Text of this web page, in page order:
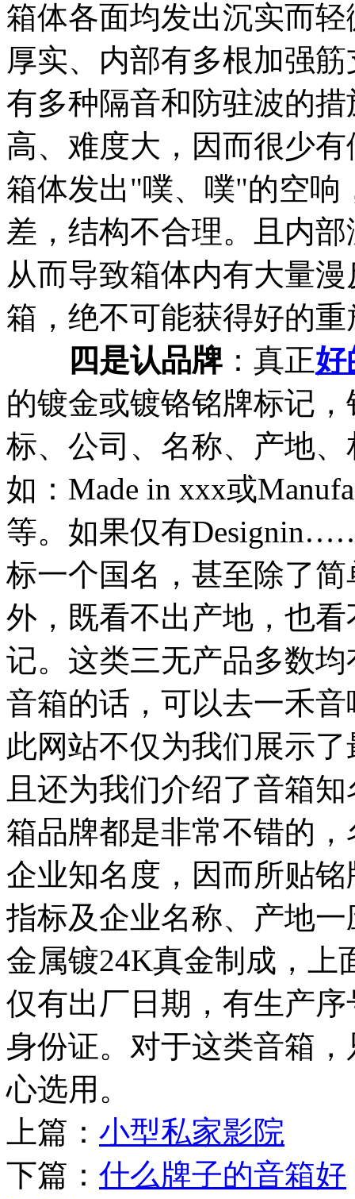
箱体各面均发出沉实而
厚实、内部有多根加强
有多种隔音和防驻波的
高、难度大，因而很少
箱体发出"噗、噗"的空响
差，结构不合理。且内
从而导致箱体内有大量
箱，绝不可能获得好的
四是认品牌 ：真正好
的镀金或镀铬铭牌标记
标、公司、名称、产地
如：Made in xxx或
等。如果仅有
标一个国名，甚至除了
外，既看不出产地，也
记。这类三无产品多数
音箱的话，可以去一禾
此网站不仅为我们展示
且还为我们介绍了音箱
箱品牌都是非常不错的
企业知名度，因而所贴
指标及企业名称、产地
金属镀24K真金制成，上
仅有出厂日期，有生产
身份证。对于这类音箱
心选用。
上篇： 小型私家影院
下篇： 什么牌子的音箱好